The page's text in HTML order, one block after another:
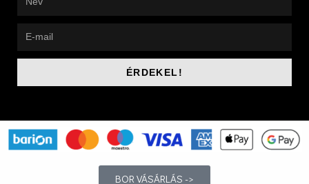
ÉRDEKEL!
BOR VÁSÁRLÁS ->